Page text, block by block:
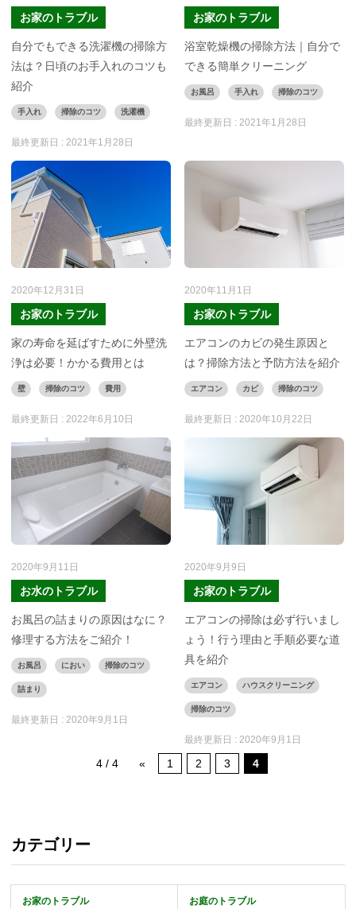
お家のトラブル
自分でもできる洗濯機の掃除方
法は？日頃のお手入れのコツも
紹介
手入れ 掃除のコツ 洗濯機
最終更新日 : 2021年1月28日
お家のトラブル
浴室乾燥機の掃除方法｜自分で
できる簡単クリーニング
お風呂 手入れ 掃除のコツ
最終更新日 :2021年1月28日
2020年12月31日
お家のトラブル
家の寿命を延ばすために外壁洗
浄は必要！かかる費用とは
壁 掃除のコツ 費用
最終更新日 : 2022年6月10日
2020年11月1日
お家のトラブル
エアコンのカビの発生原因と
は？掃除方法と予防方法を紹介
エアコン カビ 掃除のコツ
最終更新日 :2020年10月22日
2020年9月11日
お水のトラブル
お風呂の詰まりの原因はなに？
修理する方法をご紹介！
お風呂 におい 掃除のコツ
詰まり
最終更新日 : 2020年9月1日
2020年9月9日
お家のトラブル
エアコンの掃除は必ず行いまし
ょう！行う理由と手順必要な道
具を紹介
エアコン ハウスクリーニング
掃除のコツ
最終更新日 : 2020年9月1日
4 / 4 « 1 2 3 4
カテゴリー
お家のトラブル お庭のトラブル